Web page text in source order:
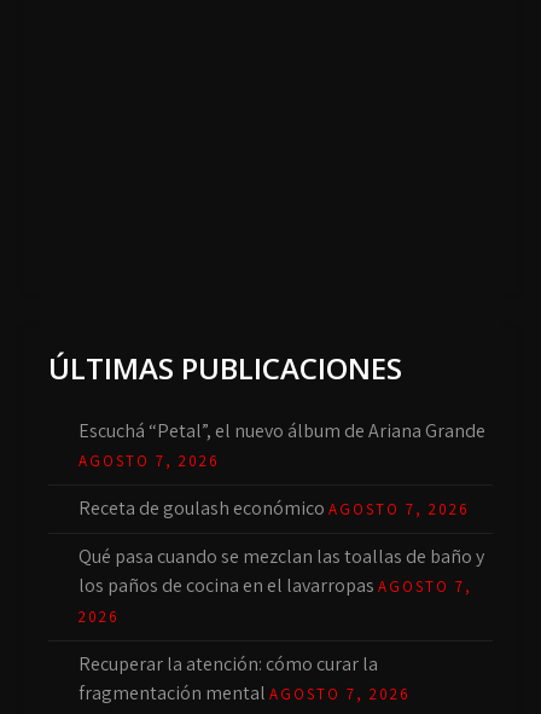
ÚLTIMAS PUBLICACIONES
Escuchá “Petal”, el nuevo álbum de Ariana Grande
AGOSTO 7, 2026
Receta de goulash económico AGOSTO 7, 2026
Qué pasa cuando se mezclan las toallas de baño y
los paños de cocina en el lavarropas AGOSTO 7,
2026
Recuperar la atención: cómo curar la
fragmentación mental AGOSTO 7, 2026